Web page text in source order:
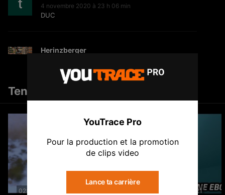
J’passe sur TRACE #4 : Dans
l’intimité de TAYC (Documentaire) –
3.4K 336.4K
4 novembre 2020 à 23 h 06 min
DUC
Herinzberger
First to comment
Tendances
02:49 03:21
YouTrace Pro
Pour la production et la promotion
de clips video
Lance ta carrière